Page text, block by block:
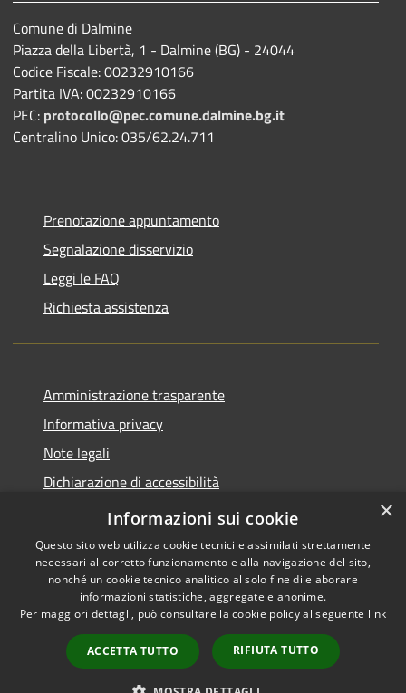
Comune di Dalmine
Piazza della Libertà, 1 - Dalmine (BG) - 24044
Codice Fiscale: 00232910166
Partita IVA: 00232910166
PEC: protocollo@pec.comune.dalmine.bg.it
Centralino Unico: 035/62.24.711
Prenotazione appuntamento
Segnalazione disservizio
Leggi le FAQ
Richiesta assistenza
Amministrazione trasparente
Informativa privacy
Note legali
Dichiarazione di accessibilità
Piano di miglioramento del sito
Accessibility
Copyright © 2026 • Comune di
Dalmine • Powered by
Municipium•
Admin
access
×
Informazioni sui cookie
Questo sito web utilizza cookie tecnici e assimilati strettamente
necessari al corretto funzionamento e alla navigazione del sito,
nonché un cookie tecnico analitico al solo fine di elaborare
informazioni statistiche, aggregate e anonime.
Per maggiori dettagli, può consultare la cookie policy al seguente link
ACCETTA TUTTO RIFIUTA TUTTO